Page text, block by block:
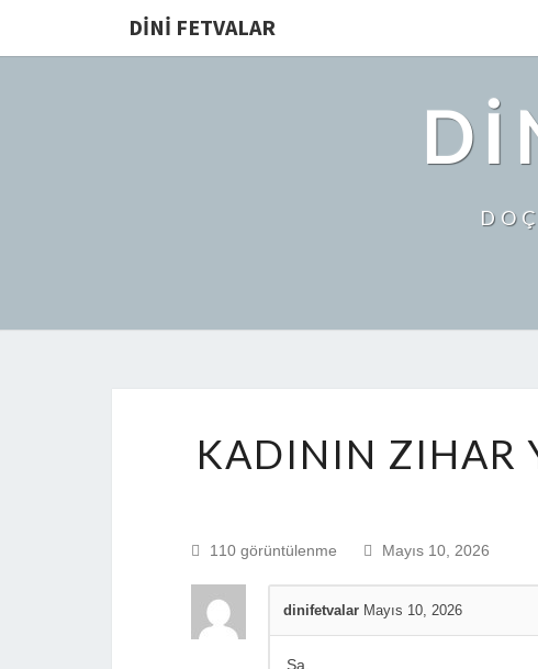
DINI FETVALAR
KADININ ZIHAR
110 görüntülenme Mayıs 10, 2026
dinifetvalar Mayıs 10, 2026
Sa.